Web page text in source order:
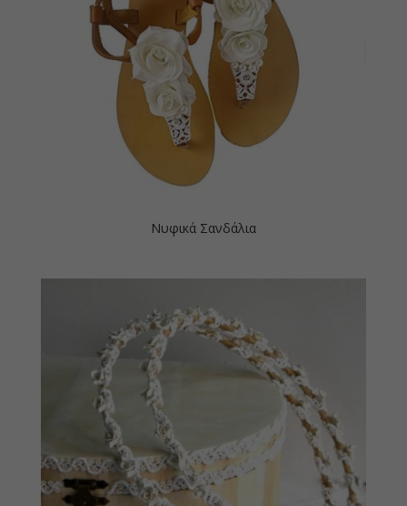
Νυφικά Σανδάλια